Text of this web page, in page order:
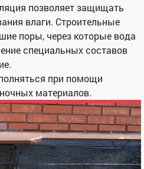
позволяет защищать
влаги. Строительные
поры, через которые вода
специальных составов
при помощи
материалов.